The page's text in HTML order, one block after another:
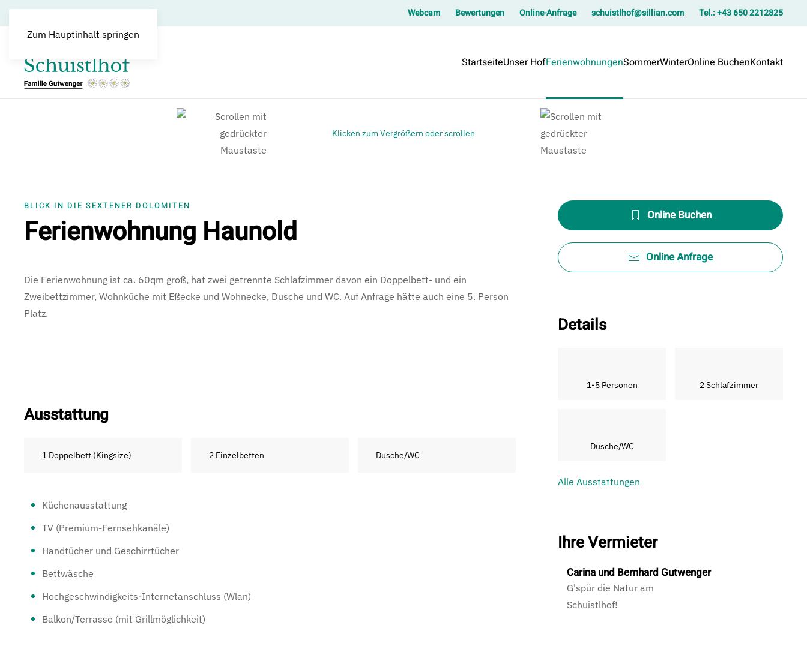
Zum Hauptinhalt springen
Webcam Bewertungen Online-Anfrage schuistlhof@sillian.com Tel.: +43 650 2212825
StartseiteUnser HofFerienwohnungenSommerWinterOnline BuchenKontakt
Klicken zum Vergrößern oder scrollen
BLICK IN DIE SEXTENER DOLOMITEN
Ferienwohnung Haunold
Die Ferienwohnung ist ca. 60qm groß, hat zwei getrennte Schlafzimmer davon ein Doppelbett- und ein
Zweibettzimmer, Wohnküche mit Eßecke und Wohnecke, Dusche und WC. Auf Anfrage hätte auch eine 5. Person
Platz.
Ausstattung
1 Doppelbett (Kingsize) 2 Einzelbetten Dusche/WC
Küchenausstattung
TV (Premium-Fernsehkanäle)
Handtücher und Geschirrtücher
Bettwäsche
Hochgeschwindigkeits-Internetanschluss (Wlan)
Balkon/Terrasse (mit Grillmöglichkeit)
Online Buchen
Online Anfrage
Details
1-5 Personen 2 Schlafzimmer
Dusche/WC
Alle Ausstattungen
Ihre Vermieter
Carina und Bernhard Gutwenger
G'spür die Natur am
Schuistlhof!